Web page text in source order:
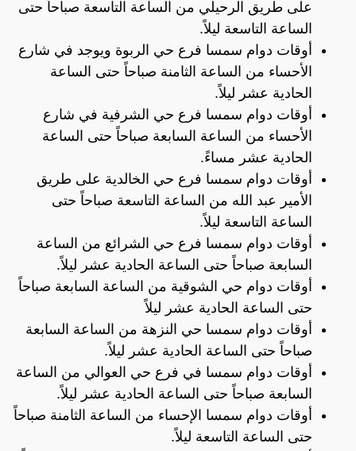
على طريق الرحيلي من الساعة التاسعة صباحاً حتى
الساعة التاسعة ليلاً.
أوقات دوام سمسا فرع حي الربوة ويوجد في شارع
الأحساء من الساعة الثامنة صباحاً حتى الساعة
الحادية عشر ليلاً.
أوقات دوام سمسا فرع حي الشرفية في شارع
الأحساء من الساعة السابعة صباحاً حتى الساعة
الحادية عشر مساءً.
أوقات دوام سمسا فرع حي الخالدية على طريق
الأمير عبد الله من الساعة التاسعة صباحاً حتى
الساعة التاسعة ليلاً.
أوقات دوام سمسا فرع حي الشرائع من الساعة
السابعة صباحاً حتى الساعة الحادية عشر ليلاً.
أوقات دوام حي الشوقية من الساعة السابعة صباحاً
حتى الساعة الحادية عشر ليلاً
أوقات دوام سمسا حي النزهة من الساعة السابعة
صباحاً حتى الساعة الحادية عشر ليلاً.
أوقات دوام سمسا في فرع حي العوالي من الساعة
السابعة صباحاً حتى الساعة الحادية عشر ليلاً.
أوقات دوام سمسا الإحساء من الساعة الثامنة صباحاً
حتى الساعة التاسعة ليلاً.